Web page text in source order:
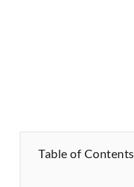
Table of Contents